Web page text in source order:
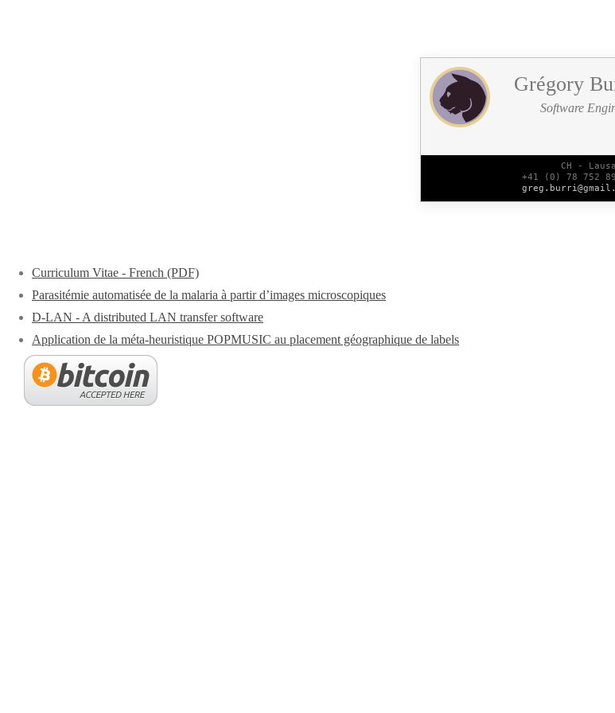
Grégory
Software
CH -
+41 (0) 78 752
Curriculum Vitae - French (PDF)
Parasitémie automatisée de la malaria à partir d’images microscopiques
D-LAN - A distributed LAN transfer software
Application de la méta-heuristique POPMUSIC au placement géographique de labels